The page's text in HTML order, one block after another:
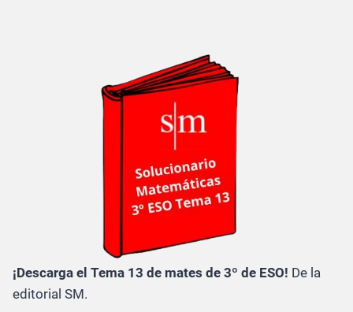
¡Descarga el Tema 13 de mates de 3º de ESO! De la
editorial SM.